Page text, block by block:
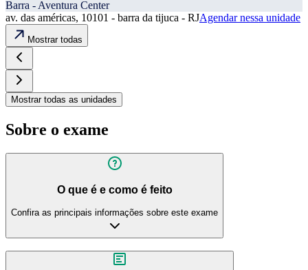
Barra - Aventura Center
av. das américas, 10101 - barra da tijuca - RJAgendar nessa unidade
Mostrar todas
Mostrar todas as unidades
Sobre o exame
O que é e como é feito
Confira as principais informações sobre este exame